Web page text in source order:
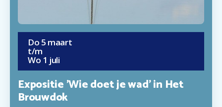
Do 5 maart
t/m
Wo 1 juli
Expositie 'Wie doet je wad' in Het
Brouwdok